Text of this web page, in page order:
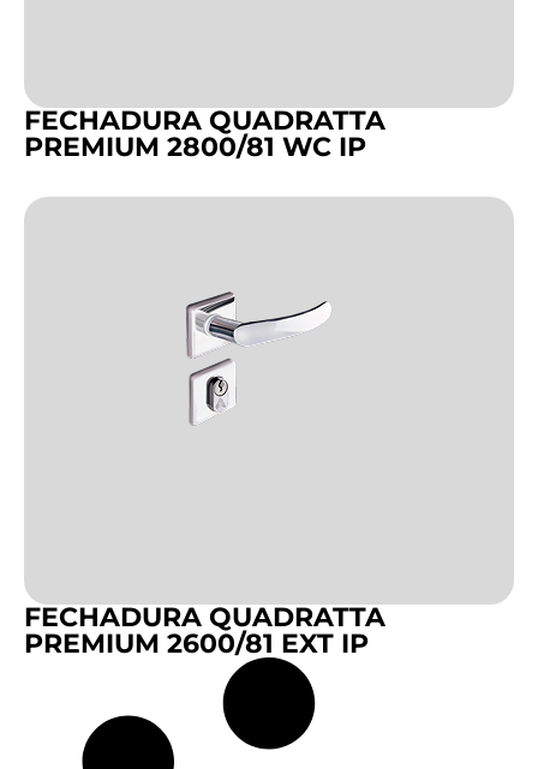
FECHADURA QUADRATTA
PREMIUM 2800/81 WC IP
FECHADURA QUADRATTA
PREMIUM 2600/81 EXT IP